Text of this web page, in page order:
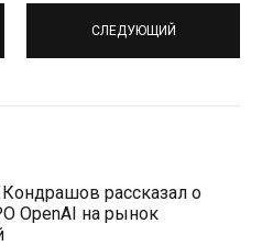
СЛЕДУЮЩИЙ
рассказал о
OpenAI на рынок